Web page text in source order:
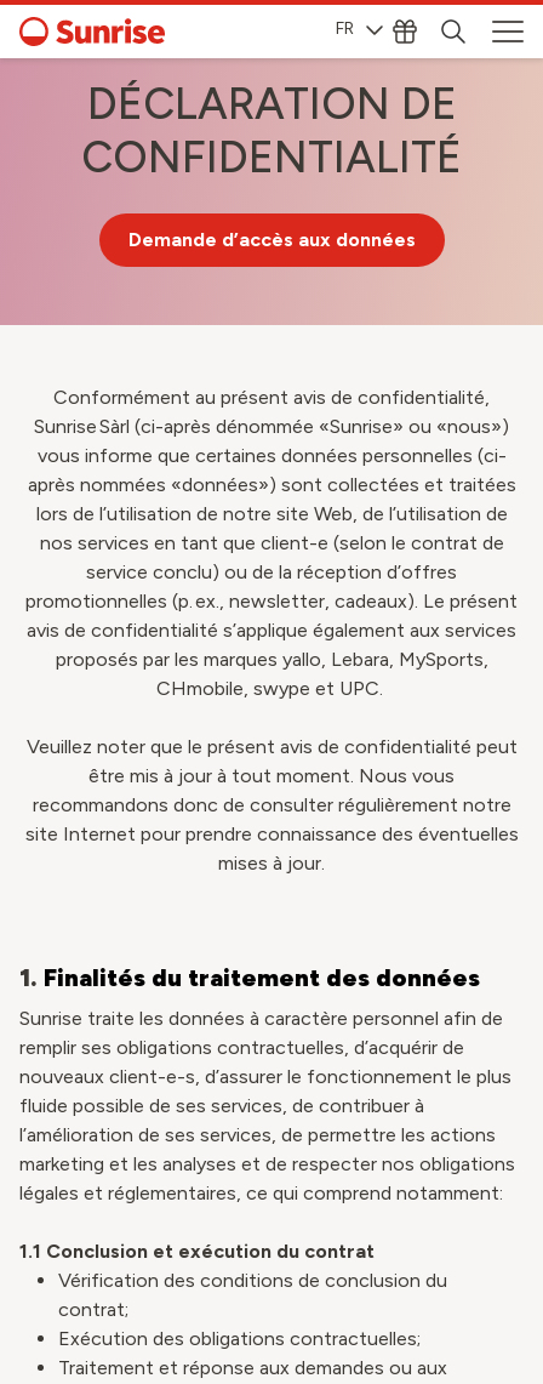
FR
DÉCLARATION DE
CONFIDENTIALITÉ
Demande d’accès aux données
Conformément au présent avis de confidentialité,
Sunrise Sàrl (ci-après dénommée «Sunrise» ou «nous»)
vous informe que certaines données personnelles (ci-
après nommées «données») sont collectées et traitées
lors de l’utilisation de notre site Web, de l’utilisation de
nos services en tant que client-e (selon le contrat de
service conclu) ou de la réception d’offres
promotionnelles (p. ex., newsletter, cadeaux). Le présent
avis de confidentialité s’applique également aux services
proposés par les marques yallo, Lebara, MySports,
CHmobile, swype et UPC.
Veuillez noter que le présent avis de confidentialité peut
être mis à jour à tout moment. Nous vous
recommandons donc de consulter régulièrement notre
site Internet pour prendre connaissance des éventuelles
mises à jour.
1. Finalités du traitement des données
Sunrise traite les données à caractère personnel afin de
remplir ses obligations contractuelles, d’acquérir de
nouveaux client-e-s, d’assurer le fonctionnement le plus
fluide possible de ses services, de contribuer à
l’amélioration de ses services, de permettre les actions
marketing et les analyses et de respecter nos obligations
légales et réglementaires, ce qui comprend notamment:
1.1 Conclusion et exécution du contrat
Vérification des conditions de conclusion du
contrat;
Exécution des obligations contractuelles;
Traitement et réponse aux demandes ou aux